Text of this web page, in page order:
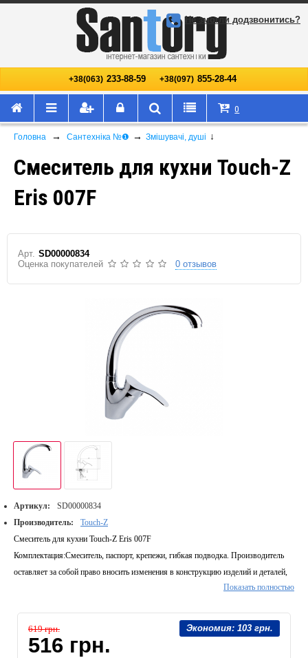
+38(063) 233-88-59 +38(097) 855-28-44
Не змогли додзвонитись?
0
Головна → Сантехніка №❶ → Змішувачі, душі ↓
Смеситель для кухни Touch-Z
Eris 007F
Арт. SD00000834
Оценка покупателей
0 отзывов
Артикул:
SD00000834
Производитель:
Touch-Z
Смеситель для кухни Touch-Z Eris 007F
Комплектация:Смеситель, паспорт, крепежи, гибкая подводка. Производитель
оставляет за собой право вносить изменения в конструкцию изделий и деталей,
не ухудшающих качество изделия, без предварительного уведомленияПоказать полностью
Экономия: 103 грн.
619 грн.
516 грн.